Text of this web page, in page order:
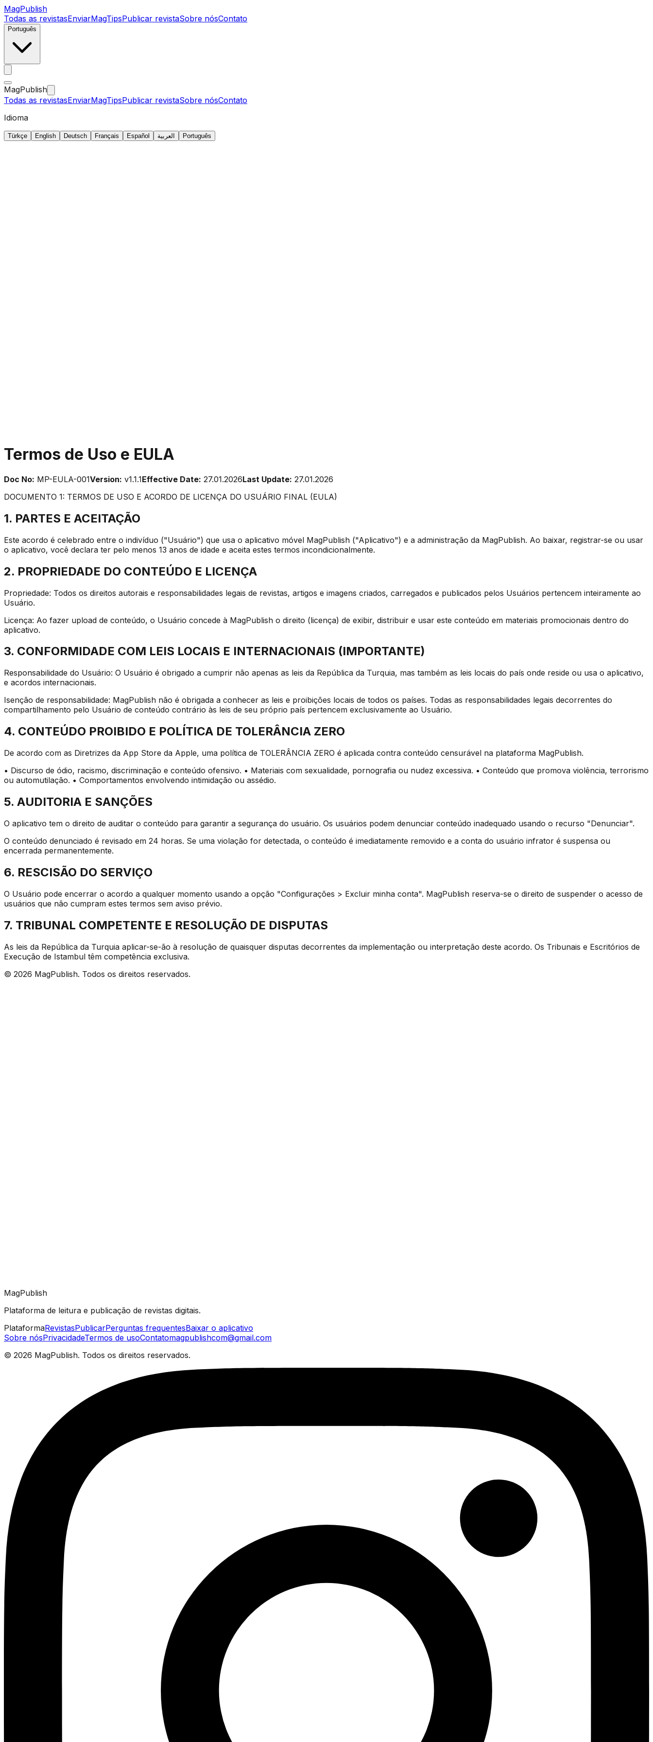
MagPublish
Todas as revistasEnviarMagTipsPublicar revistaSobre nósContato
Português
MagPublish
Todas as revistasEnviarMagTipsPublicar revistaSobre nósContato
Idioma
Türkçe English Deutsch Français Español العربية Português
Termos de Uso e EULA
Doc No: MP-EULA-001Version: v1.1.1Effective Date: 27.01.2026Last Update: 27.01.2026
DOCUMENTO 1: TERMOS DE USO E ACORDO DE LICENÇA DO USUÁRIO FINAL (EULA)
1. PARTES E ACEITAÇÃO
Este acordo é celebrado entre o indivíduo ("Usuário") que usa o aplicativo móvel MagPublish ("Aplicativo") e a administração da MagPublish. Ao baixar, registrar-se ou usar
o aplicativo, você declara ter pelo menos 13 anos de idade e aceita estes termos incondicionalmente.
2. PROPRIEDADE DO CONTEÚDO E LICENÇA
Propriedade: Todos os direitos autorais e responsabilidades legais de revistas, artigos e imagens criados, carregados e publicados pelos Usuários pertencem inteiramente ao
Usuário.
Licença: Ao fazer upload de conteúdo, o Usuário concede à MagPublish o direito (licença) de exibir, distribuir e usar este conteúdo em materiais promocionais dentro do
aplicativo.
3. CONFORMIDADE COM LEIS LOCAIS E INTERNACIONAIS (IMPORTANTE)
Responsabilidade do Usuário: O Usuário é obrigado a cumprir não apenas as leis da República da Turquia, mas também as leis locais do país onde reside ou usa o aplicativo,
e acordos internacionais.
Isenção de responsabilidade: MagPublish não é obrigada a conhecer as leis e proibições locais de todos os países. Todas as responsabilidades legais decorrentes do
compartilhamento pelo Usuário de conteúdo contrário às leis de seu próprio país pertencem exclusivamente ao Usuário.
4. CONTEÚDO PROIBIDO E POLÍTICA DE TOLERÂNCIA ZERO
De acordo com as Diretrizes da App Store da Apple, uma política de TOLERÂNCIA ZERO é aplicada contra conteúdo censurável na plataforma MagPublish.
• Discurso de ódio, racismo, discriminação e conteúdo ofensivo. • Materiais com sexualidade, pornografia ou nudez excessiva. • Conteúdo que promova violência, terrorismo
ou automutilação. • Comportamentos envolvendo intimidação ou assédio.
5. AUDITORIA E SANÇÕES
O aplicativo tem o direito de auditar o conteúdo para garantir a segurança do usuário. Os usuários podem denunciar conteúdo inadequado usando o recurso "Denunciar".
O conteúdo denunciado é revisado em 24 horas. Se uma violação for detectada, o conteúdo é imediatamente removido e a conta do usuário infrator é suspensa ou
encerrada permanentemente.
6. RESCISÃO DO SERVIÇO
O Usuário pode encerrar o acordo a qualquer momento usando a opção "Configurações > Excluir minha conta". MagPublish reserva-se o direito de suspender o acesso de
usuários que não cumpram estes termos sem aviso prévio.
7. TRIBUNAL COMPETENTE E RESOLUÇÃO DE DISPUTAS
As leis da República da Turquia aplicar-se-ão à resolução de quaisquer disputas decorrentes da implementação ou interpretação deste acordo. Os Tribunais e Escritórios de
Execução de Istambul têm competência exclusiva.
© 2026 MagPublish. Todos os direitos reservados.
MagPublish
Plataforma de leitura e publicação de revistas digitais.
PlataformaRevistasPublicarPerguntas frequentesBaixar o aplicativo
Sobre nósPrivacidadeTermos de usoContatomagpublishcom@gmail.com
© 2026 MagPublish. Todos os direitos reservados.